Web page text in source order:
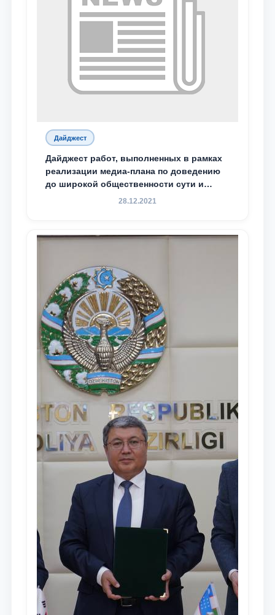
Дайджест
Дайджест работ, выполненных в рамках
реализации медиа-плана по доведению
до широкой общественности сути и
содержания задач, определённых в
Мажлису и народу Узбекистана
28.12.2021